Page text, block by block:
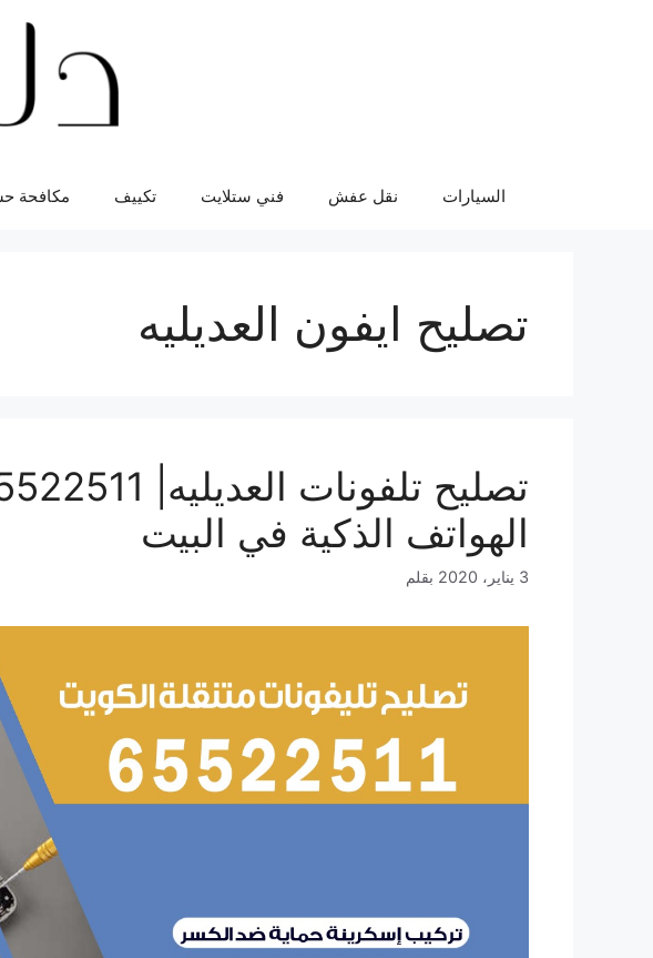
السيارات نقل عفش فني ستلايت تكييف مكافحة
تصليح ايفون العديليه
الهواتف الذكية في البيت
3 يناير، 2020 بقلم